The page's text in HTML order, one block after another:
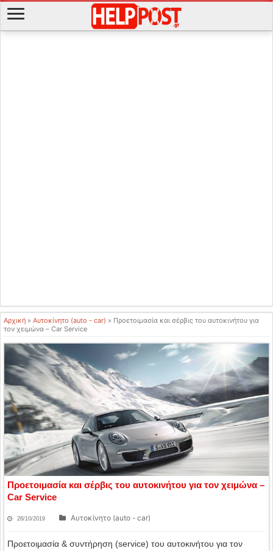
Αρχική » Αυτοκίνητο (auto - car) » Προετοιμασία και σέρβις του αυτοκινήτου για
τον χειμώνα – Car Service
Προετοιμασία και σέρβις του αυτοκινήτου για τον χειμώνα –
Car Service
28/10/2019 Αυτοκίνητο (auto - car)
Προετοιμασία & συντήρηση (service) του αυτοκινήτου για τον